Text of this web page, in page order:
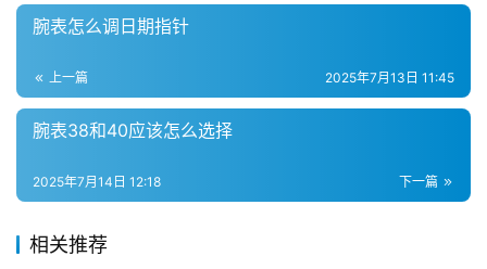
腕表怎么调日期指针
上一篇 2025年7月13日 11:45
腕表38和40应该怎么选择
下一篇
2025年7月14日 12:18
相关推荐